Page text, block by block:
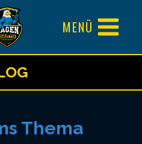
MENÜ
Thema